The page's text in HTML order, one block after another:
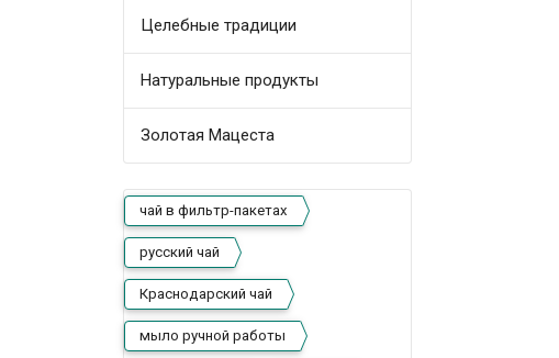
Целебные традиции
Натуральные продукты
Золотая Мацеста
чай в фильтр-пакетах
русский чай
Краснодарский чай
мыло ручной работы